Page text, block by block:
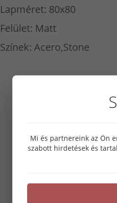
Lapméret: 80x80
Felület: Matt
Színek: Acero,Stone
Mi és partnereink az Ön
szabott hirdetések és